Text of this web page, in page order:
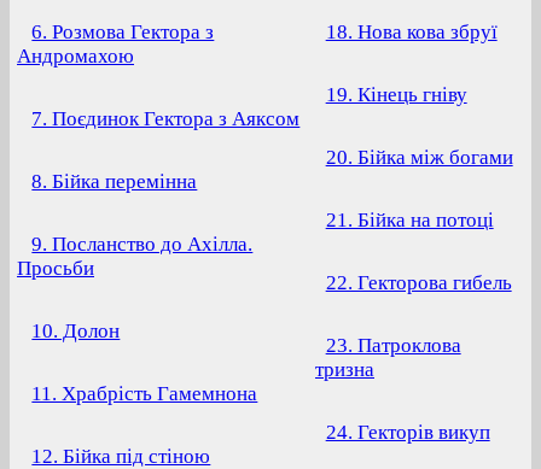
6. Розмова Гектора з
Андромахою
7. Поєдинок Гектора з Аяксом
8. Бійка перемінна
9. Посланство до Ахілла.
Просьби
10. Долон
11. Храбрість Гамемнона
12. Бійка під стіною
18. Нова кова збруї
19. Кінець гніву
20. Бійка між богами
21. Бійка на потоці
22. Гекторова гибель
23. Патроклова
тризна
24. Гекторів викуп